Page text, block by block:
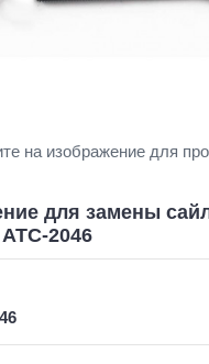
на изображение для
для замены
2046